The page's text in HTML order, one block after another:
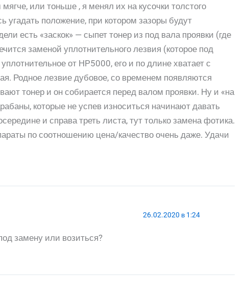
или тоньше , я менял их на кусочки толстого
угадать положение, при котором зазоры будут
есть «заскок» — сыпет тонер из под вала проявки (где
заменой уплотнительного лезвия (которое под
от HP5000, его и по длине хватает с
Родное лезвие дубовое, со временем появляются
тонер и он собирается перед валом проявки. Ну и «на
которые не успев износиться начинают давать
и справа треть листа, тут только замена фотика.
по соотношению цена/качество очень даже. Удачи
26.02.2020 в 1:24
замену или возиться?